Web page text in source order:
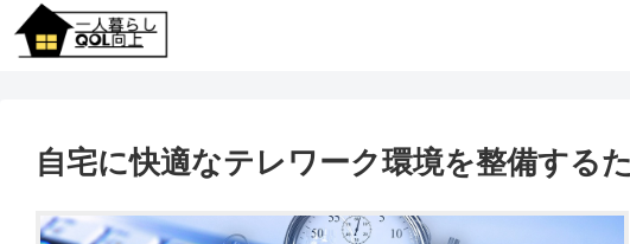
自宅に快適なテレワーク環境を整備す